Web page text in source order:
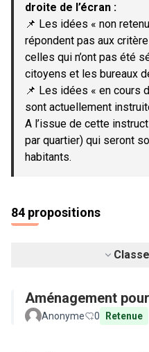
droite de l’écran :
📌 Les idées « non
répondent pas aux
celles qui n’ont pas été
citoyens et les bureaux
📌 Les idées « en cours
sont actuellement
A l’issue de cette
par quartier) qui seront
habitants.
84 propositions
Aménagement
Anonyme 0 Retenue